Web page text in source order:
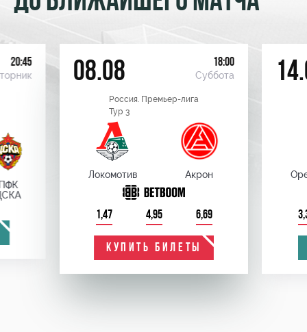
20:45 08.08 18:00
Суббота
Россия. Премьер-лига
Тур 3
Локомотив Акрон
1,47 4,95 6,69
КУПИТЬ БИЛЕТЫ